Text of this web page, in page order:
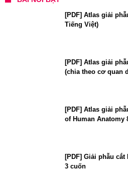
[PDF] Atlas giải
Tiếng Việt)
[PDF] Atlas giải
(chia theo cơ quan
[PDF] Atlas giải
of Human Anatomy
[PDF] Giải phẫu
3 cuốn